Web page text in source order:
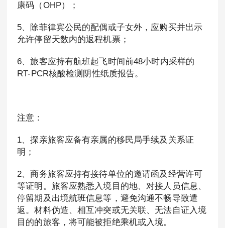
康码（OHP）；
5、除菲律宾公民的配偶或子女外，应购买并出示
允许停留天数内的返程机票；
6、旅客应持有航班起飞时间前48小时内采样的
RT-PCR核酸检测阴性纸质报告。
注意：
1、探亲旅客应备有亲属的移民局手续及关系证
明；
2、商务旅客应持有接待单位的邀请函及经营许可
等证明。旅客应熟悉入境目的地、对接人员信息、
停留期及出境航班信息等，避免沟通不畅导致遣
返。材料伪造、相互冲突或无关联、无法自证入境
目的的旅客，将可能被拒绝乘机或入境。